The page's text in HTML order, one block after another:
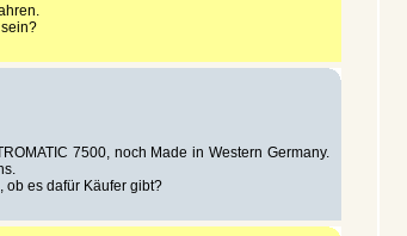
7500, noch Made in Western Germany.
ob es dafür Käufer gibt?